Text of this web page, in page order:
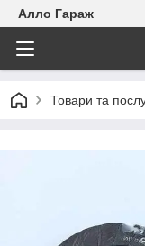
Алло Гараж
Товари та